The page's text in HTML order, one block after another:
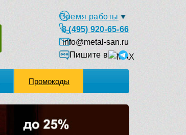
Время работы
8 (495) 920-65-66
info@metal-san.ru
Пишите в
Промокоды